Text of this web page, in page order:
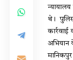
थे।
कार्रवाई
अभियान
मानिकपुर